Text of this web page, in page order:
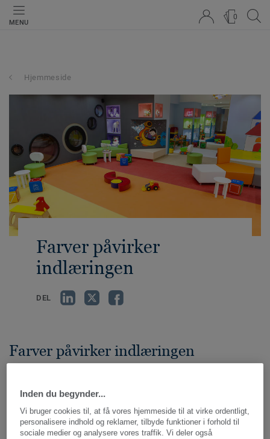
MENU
0
Hjemmeside
Farver påvirker
indlæringen
DEL
Farver påvirker indlæringen
opmuntre til læring og skabe et positivt uddannelsesmiljø.
Farver er ikke bare dekorative – de påvirker også vores
følelser og adfærd, især i de tidlige udviklingsår.
Inden du begynder...
Vi bruger cookies til, at få vores hjemmeside til at virke ordentligt,
personalisere indhold og reklamer, tilbyde funktioner i forhold til
sociale medier og analysere vores traffik. Vi deler også